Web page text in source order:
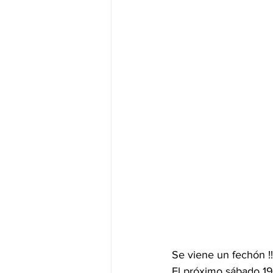
Se viene un fechón